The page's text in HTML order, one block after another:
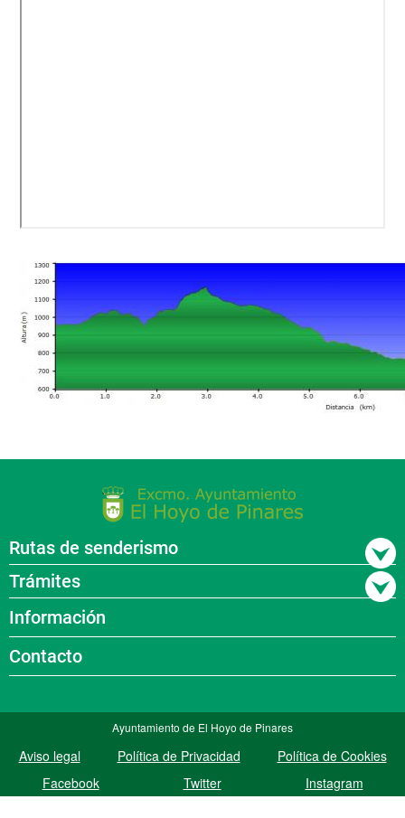
Rutas de senderismo
Trámites
Información
Contacto
Ayuntamiento de El Hoyo de Pinares
Aviso legal Política de Privacidad
Política de Cookies
Facebook
Twitter Instagram